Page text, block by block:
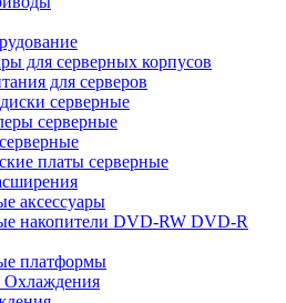
для серверных корпусов
для серверов
серверные
серверные
платы серверные
аксессуары
накопители DVD-RW DVD-R
платформы